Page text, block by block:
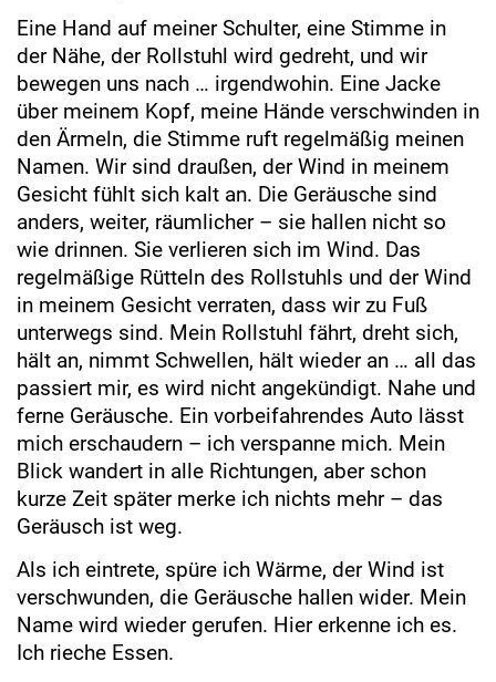
Eine Hand auf meiner Schulter, eine Stimme in
der Nähe, der Rollstuhl wird gedreht, und wir
bewegen uns nach … irgendwohin. Eine Jacke
über meinem Kopf, meine Hände verschwinden in
den Ärmeln, die Stimme ruft regelmäßig meinen
Namen. Wir sind draußen, der Wind in meinem
Gesicht fühlt sich kalt an. Die Geräusche sind
anders, weiter, räumlicher – sie hallen nicht so
wie drinnen. Sie verlieren sich im Wind. Das
regelmäßige Rütteln des Rollstuhls und der Wind
in meinem Gesicht verraten, dass wir zu Fuß
unterwegs sind. Mein Rollstuhl fährt, dreht sich,
hält an, nimmt Schwellen, hält wieder an … all das
passiert mir, es wird nicht angekündigt. Nahe und
ferne Geräusche. Ein vorbeifahrendes Auto lässt
mich erschaudern – ich verspanne mich. Mein
Blick wandert in alle Richtungen, aber schon
kurze Zeit später merke ich nichts mehr – das
Geräusch ist weg.
Als ich eintrete, spüre ich Wärme, der Wind ist
verschwunden, die Geräusche hallen wider. Mein
Name wird wieder gerufen. Hier erkenne ich es.
Ich rieche Essen.